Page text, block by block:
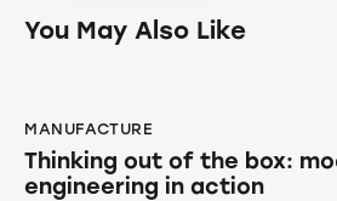
You May Also Like
MANUFACTURE
Thinking out of the box:
engineering in action